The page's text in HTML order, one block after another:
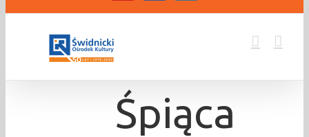
Śpiąca